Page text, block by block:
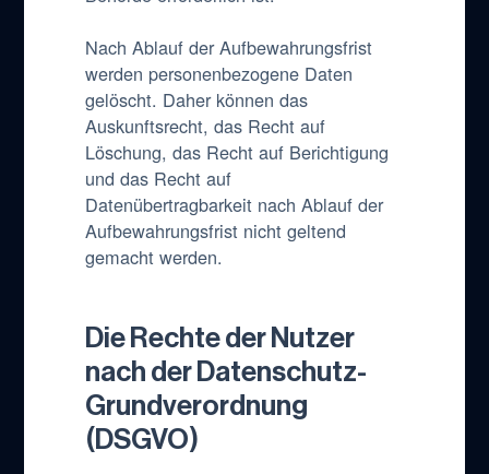
Nach Ablauf der Aufbewahrungsfrist
werden personenbezogene Daten
gelöscht. Daher können das
Auskunftsrecht, das Recht auf
Löschung, das Recht auf Berichtigung
und das Recht auf
Datenübertragbarkeit nach Ablauf der
Aufbewahrungsfrist nicht geltend
gemacht werden.
Die Rechte der Nutzer
nach der Datenschutz-
Grundverordnung
(DSGVO)